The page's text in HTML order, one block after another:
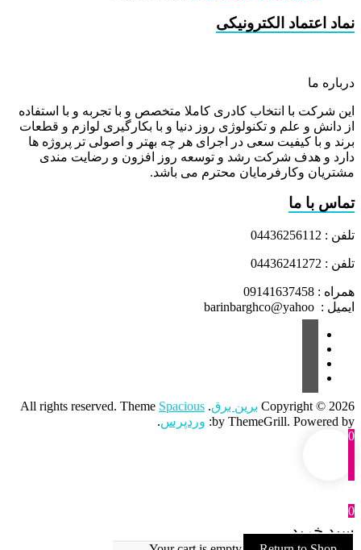
نماد اعتماد الکترونیکی
درباره ما
این شرکت با انتخاب کادری کاملا متخصص و با تجربه و با استفاده
از دانش و علم و تکنولوژی روز دنیا و با بکارگیری لوازم و قطعات
برند و با کیفیت سعی در اجرای هر چه بهتر و اصولی تر پروژه ها
دارد و هدف شرکت رشد و توسعه روز افزون و رضایت مندی
مشتریان وکارفرمایان محترم می باشد.
تماس با ما
تلفن : 04436256112
تلفن : 04436241272
همراه : 09141637458
ایمیل : barinbarghco@yahoo
Copyright © 2026 برین برق. All rights reserved. Theme
Spacious
by ThemeGrill. Powered by: وردپرس.
0
0
سبد خرید